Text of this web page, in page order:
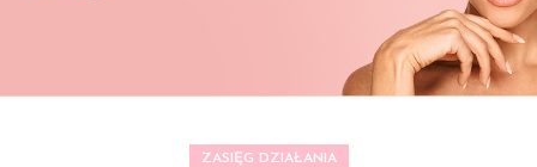
ZASIĘG DZIAŁANIA